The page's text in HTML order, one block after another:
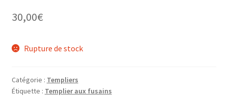
30,00€
Rupture de stock
Catégorie : Templiers
Étiquette : Templier aux fusains